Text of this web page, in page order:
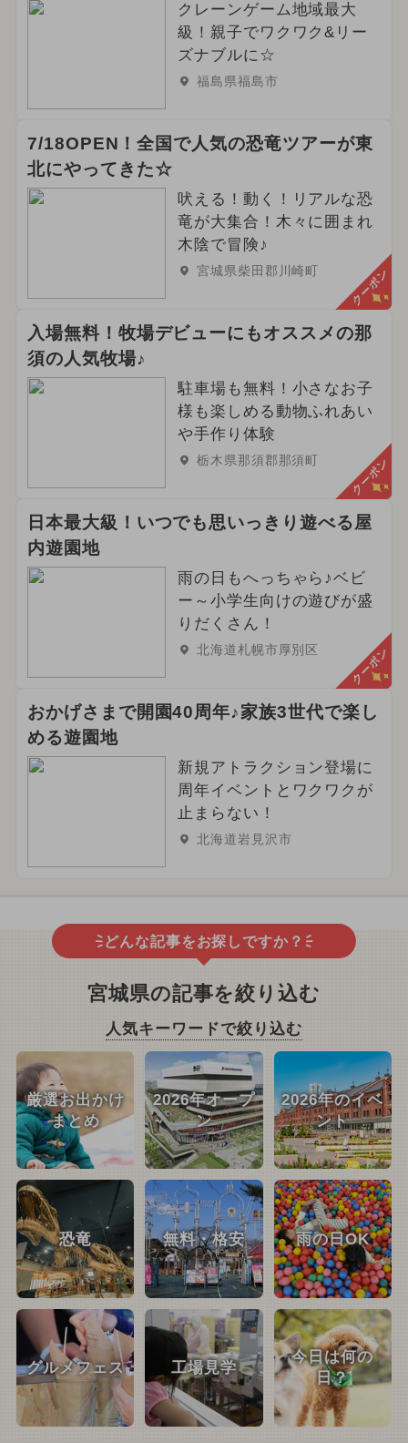
クレーンゲーム地域最大
級！親子でワクワク&リー
ズナブルに☆
福島県福島市
7/18OPEN！全国で人気の恐竜ツアーが東
北にやってきた☆
吠える！動く！リアルな恐
竜が大集合！木々に囲まれ
木陰で冒険♪
宮城県柴田郡川崎町 クーポン
入場無料！牧場デビューにもオススメの那
須の人気牧場♪
駐車場も無料！小さなお子
様も楽しめる動物ふれあい
や手作り体験
栃木県那須郡那須町 クーポン
日本最大級！いつでも思いっきり遊べる屋
内遊園地
雨の日もへっちゃら♪ベビ
ー～小学生向けの遊びが盛
りだくさん！
北海道札幌市厚別区 クーポン
おかげさまで開園40周年♪家族3世代で楽し
める遊園地
新規アトラクション登場に
周年イベントとワクワクが
止まらない！
北海道岩見沢市
どんな記事をお探しですか？
宮城県の記事を絞り込む
人気キーワードで絞り込む
厳選お出かけ
まとめ
2026年オープ
ン
2026年のイベ
ント
恐竜 無料・格安 雨の日OK
グルメフェス 工場見学
今日は何の
日？